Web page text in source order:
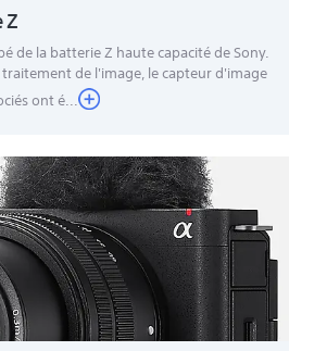
de la batterie Z haute capacité de Sony.
de l'image, le capteur d'image
ont é...